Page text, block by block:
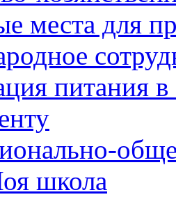
места для
питания в
школа